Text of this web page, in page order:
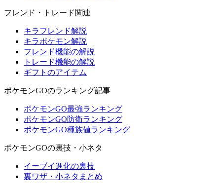
フレンド・トレード関連
キラフレンド解説
キラポケモン解説
フレンド機能の解説
トレード機能の解説
ギフトのアイテム
ポケモンGOのランキング記事
ポケモンGO最強ランキング
ポケモンGO防衛ランキング
ポケモンGO種族値ランキング
ポケモンGOの裏技・小ネタ
イーブイ進化の裏技
裏ワザ・小ネタまとめ